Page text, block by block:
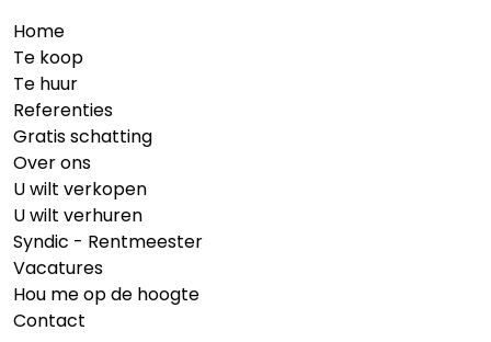
Home
Te koop
Te huur
Referenties
Gratis schatting
Over ons
U wilt verkopen
U wilt verhuren
Syndic - Rentmeester
Vacatures
Hou me op de hoogte
Contact